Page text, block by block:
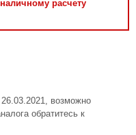
расчету
возможно
обратитесь к